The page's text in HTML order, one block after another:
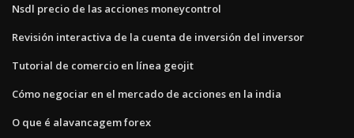
Nsdl precio de las acciones moneycontrol
Revisión interactiva de la cuenta de inversión del inversor
Tutorial de comercio en línea geojit
Cómo negociar en el mercado de acciones en la india
O que é alavancagem forex